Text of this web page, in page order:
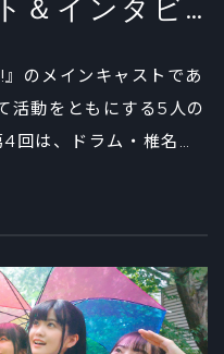
＆インタビ
のメインキャストであ
活動をともにする5人の
回は、ドラム・椎名立